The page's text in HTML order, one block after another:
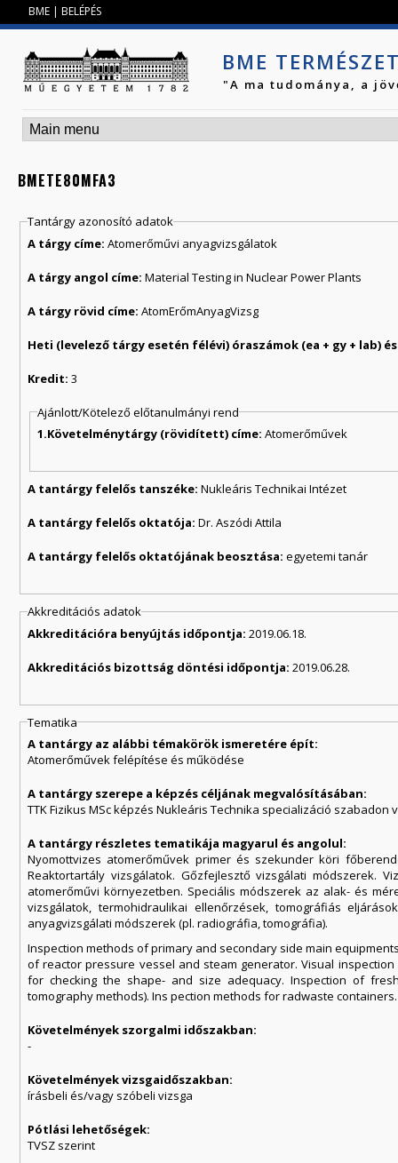
BME | BELÉPÉS
BME
"A ma tudománya, a
BMETE80MFA3
Tantárgy azonosító adatok
A tárgy címe:Atomerőművi anyagvizsgálatok
A tárgy angol címe:Material Testing in Nuclear Power Plants
A tárgy rövid címe:AtomErőmAnyagVizsg
Kredit:3
Ajánlott/Kötelező előtanulmányi rend
1.Követelménytárgy (rövidített) címe:Atomerőművek
A tantárgy felelős tanszéke:Nukleáris Technikai Intézet
A tantárgy felelős oktatója:Dr. Aszódi Attila
A tantárgy felelős oktatójának beosztása:egyetemi tanár
Akkreditációs adatok
Akkreditációra benyújtás időpontja:2019.06.18.
Akkreditációs bizottság döntési időpontja:2019.06.28.
Tematika
A tantárgy az alábbi témakörök ismeretére épít:
Atomerőművek felépítése és működése
A tantárgy szerepe a képzés céljának megvalósításában:
TTK Fizikus MSc képzés Nukleáris Technika specializáció szabadon
A tantárgy részletes tematikája magyarul és angolul:
Nyomottvizes atomerőművek primer és szekunder köri
Reaktortartály vizsgálatok. Gőzfejlesztő vizsgálati módszerek.
atomerőművi környezetben. Speciális módszerek az alak- és
vizsgálatok, termohidraulikai ellenőrzések, tomográfiás
anyagvizsgálati módszerek (pl. radiográfia, tomográfia).
Inspection methods of primary and secondary side main
of reactor pressure vessel and steam generator. Visual
for checking the shape- and size adequacy. Inspection of
tomography methods). Ins pection methods for radwaste
Követelmények szorgalmi időszakban:
-
Követelmények vizsgaidőszakban:
írásbeli és/vagy szóbeli vizsga
Pótlási lehetőségek:
TVSZ szerint